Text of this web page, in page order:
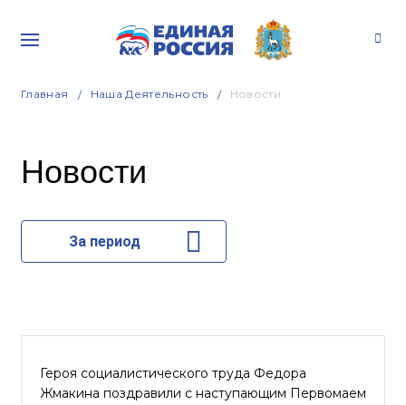
Главная Наша Деятельность Новости
Новости
За период
Героя социалистического труда Федора
Жмакина поздравили с наступающим Первомаем